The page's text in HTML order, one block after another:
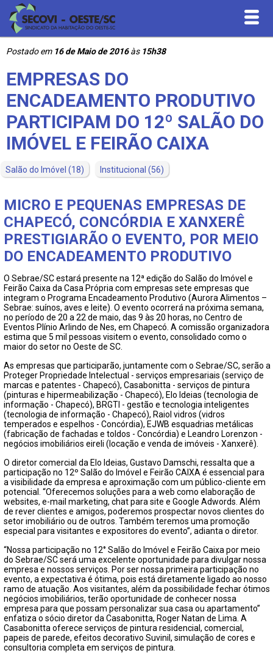
Inicial
Quem Somos
Serviços
Downloads
Contato
FECHAR PEDIDO
Postado em 16 de Maio de 2016às 15h38
EMPRESAS DO
ENCADEAMENTO PRODUTIVO
PARTICIPAM DO 12º SALÃO DO
IMÓVEL E FEIRÃO CAIXA
Salão do Imóvel (18) Institucional (56)
MICRO E PEQUENAS EMPRESAS DE
CHAPECÓ, CONCÓRDIA E XANXERÊ
PRESTIGIARÃO O EVENTO, POR MEIO
DO ENCADEAMENTO PRODUTIVO
O Sebrae/SC estará presente na 12ª edição do Salão do Imóvel e
Feirão Caixa da Casa Própria com empresas sete empresas que
integram o Programa Encadeamento Produtivo (Aurora Alimentos –
Sebrae: suínos, aves e leite). O evento ocorrerá na próxima semana,
no período de 20 a 22 de maio, das 9 às 20 horas, no Centro de
Eventos Plínio Arlindo de Nes, em Chapecó. A comissão organizadora
estima que 5 mil pessoas visitem o evento, consolidado como o
maior do setor no Oeste de SC.
As empresas que participarão, juntamente com o Sebrae/SC, serão a
Proteger Propriedade Intelectual - serviços empresariais (serviço de
marcas e patentes - Chapecó), Casabonitta - serviços de pintura
(pinturas e hipermeabilização - Chapecó), Elo Ideias (tecnologia de
informação - Chapecó), BRGTI - gestão e tecnologia inteligentes
(tecnologia de informação - Chapecó), Raiol vidros (vidros
temperados e espelhos - Concórdia), EJWB esquadrias metálicas
(fabricação de fachadas e toldos - Concórdia) e Leandro Lorenzon -
negócios imobiliários eireli (locação e venda de imóveis - Xanxerê).
O diretor comercial da Elo Ideias, Gustavo Damschi, ressalta que a
participação no 12º Salão do Imóvel e Feirão CAIXA é essencial para
a visibilidade da empresa e aproximação com um público-cliente em
potencial. “Oferecemos soluções para a web como elaboração de
websites, e-mail marketing, chat para site e Google Adwords. Além
de rever clientes e amigos, poderemos prospectar novos clientes do
setor imobiliário ou de outros. Também teremos uma promoção
especial para visitantes e expositores do evento”, adianta o diretor.
“Nossa participação no 12° Salão do Imóvel e Feirão Caixa por meio
do Sebrae/SC será uma excelente oportunidade para divulgar nossa
empresa e nossos serviços. Por ser nossa primeira participação no
evento, a expectativa é ótima, pois está diretamente ligado ao nosso
ramo de atuação. Aos visitantes, além da possibilidade fechar ótimos
negócios imobiliários, terão oportunidade de conhecer nossa
empresa para que possam personalizar sua casa ou apartamento”
enfatiza o sócio diretor da Casabonitta, Roger Natan de Lima. A
Casabonitta oferece serviços de pintura residencial, comercial,
papeis de parede, efeitos decorativo Suvinil, simulação de cores e
consultoria completa em serviços de pintura.